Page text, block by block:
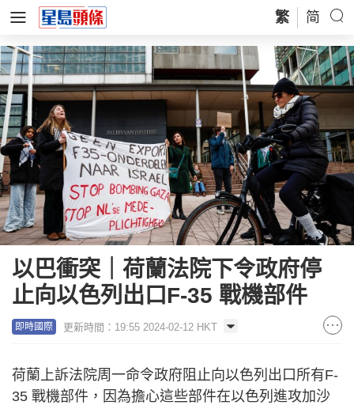
繁 简
以巴衝突｜荷蘭法院下令政府停
止向以色列出口F-35 戰機部件
即時國際 更新時間：19:55 2024-02-12 HKT
荷蘭上訴法院周一命令政府阻止向以色列出口所有F-
35 戰機部件，因為擔心這些部件在以色列進攻加沙